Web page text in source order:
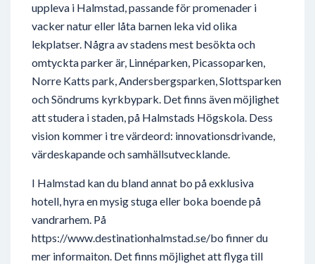
uppleva i Halmstad, passande för promenader i
vacker natur eller låta barnen leka vid olika
lekplatser. Några av stadens mest besökta och
omtyckta parker är, Linnéparken, Picassoparken,
Norre Katts park, Andersbergsparken, Slottsparken
och Söndrums kyrkbypark. Det finns även möjlighet
att studera i staden, på Halmstads Högskola. Dess
vision kommer i tre värdeord: innovationsdrivande,
värdeskapande och samhällsutvecklande.
I Halmstad kan du bland annat bo på exklusiva
hotell, hyra en mysig stuga eller boka boende på
vandrarhem. På
https://www.destinationhalmstad.se/bo finner du
mer informaiton. Det finns möjlighet att flyga till